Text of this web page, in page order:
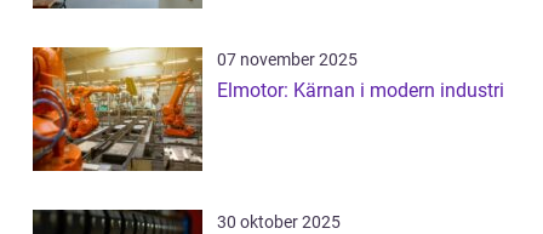
07 november 2025
Elmotor: Kärnan i modern industri
30 oktober 2025